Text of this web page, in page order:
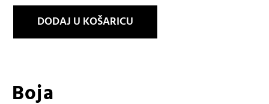
7AUER
količina
DODAJ U KOŠARICU
Boja